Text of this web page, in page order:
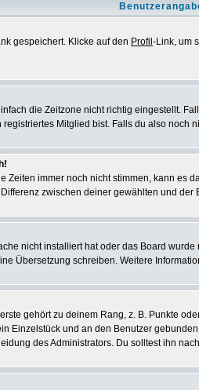
gespeichert. Klicke auf den Profil -Link, um
die Zeitzone nicht richtig eingestellt.
Mitglied bist. Falls du also noch
immer noch nicht stimmen, kann es
zwischen deiner gewählten und der
nicht installiert hat oder das Board
Übersetzung schreiben. Weitere
gehört zu deinem Rang, z. B. Punkte
Einzelstück und an den Benutzer
des Administrators. Du solltest ihn